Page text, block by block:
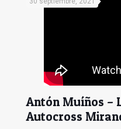
Antón Muíños –
Autocross